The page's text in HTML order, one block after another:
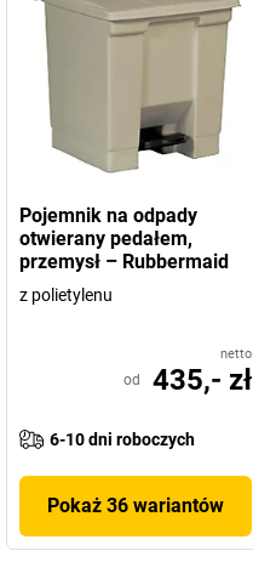
Pojemnik na odpady
otwierany pedałem,
przemysł – Rubbermaid
z polietylenu
netto
od 435,- zł
6-10 dni roboczych
Pokaż 36 wariantów